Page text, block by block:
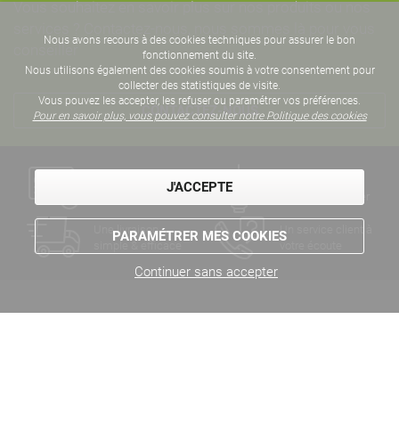
Vous souhaitez en savoir plus sur nos produits ou nos
CONTACTEZ-NOUS
Une livraison
simple & efficace
Un service client à
votre écoute
Nous avons recours à des cookies techniques pour assurer le bon
fonctionnement du site.
Nous utilisons également des cookies soumis à votre consentement pour
collecter des statistiques de visite.
Vous pouvez les accepter, les refuser ou paramétrer vos préférences.
Pour en savoir plus, vous pouvez consulter notre Politique des cookies
J'ACCEPTE
PARAMÉTRER MES COOKIES
Continuer sans accepter